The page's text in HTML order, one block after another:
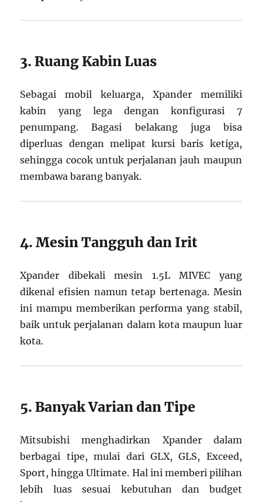
3. Ruang Kabin Luas
Sebagai mobil keluarga, Xpander memiliki
kabin yang lega dengan konfigurasi 7
penumpang. Bagasi belakang juga bisa
diperluas dengan melipat kursi baris ketiga,
sehingga cocok untuk perjalanan jauh maupun
membawa barang banyak.
4. Mesin Tangguh dan Irit
Xpander dibekali mesin 1.5L MIVEC yang
dikenal efisien namun tetap bertenaga. Mesin
ini mampu memberikan performa yang stabil,
baik untuk perjalanan dalam kota maupun luar
kota.
5. Banyak Varian dan Tipe
Mitsubishi menghadirkan Xpander dalam
berbagai tipe, mulai dari GLX, GLS, Exceed,
Sport, hingga Ultimate. Hal ini memberi pilihan
lebih luas sesuai kebutuhan dan budget